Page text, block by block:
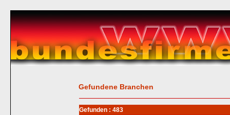
Gefundene Branchen
Gefunden : 483